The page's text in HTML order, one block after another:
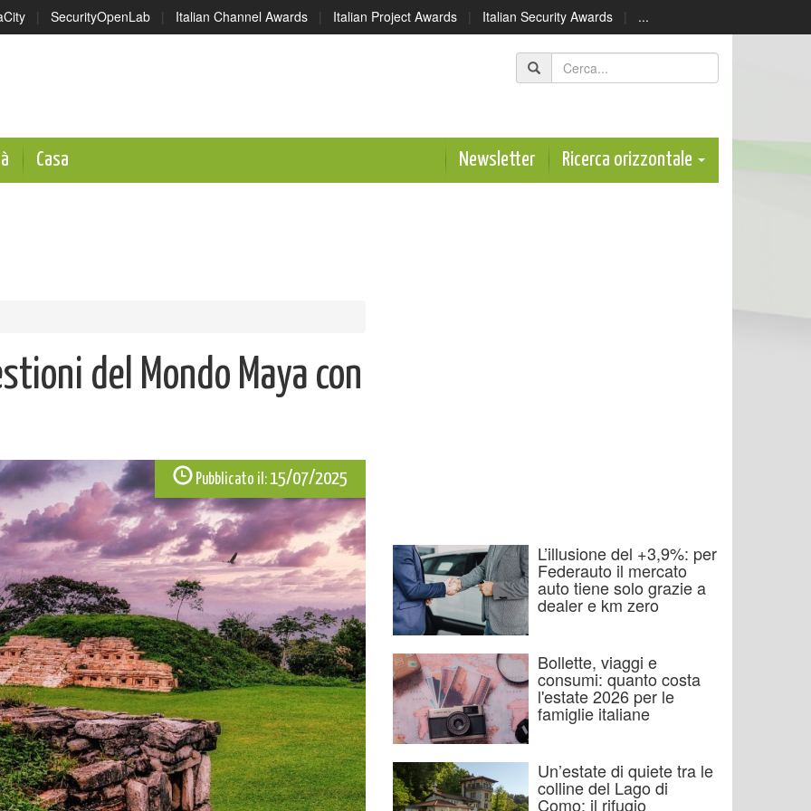
| SecurityOpenLab | Italian Channel Awards | Italian Project Awards | Italian Security Awards | ...
Casa Newsletter Ricerca orizzontale
del Mondo Maya con
Pubblicato il:15/07/2025
L’illusione del +3,9%: per
Federauto il mercato
auto tiene solo grazie a
dealer e km zero
Bollette, viaggi e
consumi: quanto costa
l'estate 2026 per le
famiglie italiane
Un’estate di quiete tra le
colline del Lago di
Como: il rifugio